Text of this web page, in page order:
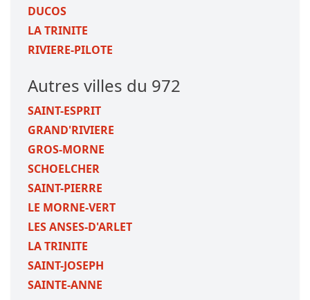
DUCOS
LA TRINITE
RIVIERE-PILOTE
Autres villes du 972
SAINT-ESPRIT
GRAND'RIVIERE
GROS-MORNE
SCHOELCHER
SAINT-PIERRE
LE MORNE-VERT
LES ANSES-D'ARLET
LA TRINITE
SAINT-JOSEPH
SAINTE-ANNE